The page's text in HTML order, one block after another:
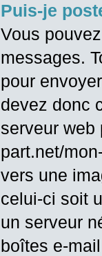
Puis-je
Vous
messages.
pour
devez donc
serveur web
part.net/
vers une
celui-ci soit
un serveur
boîtes e-